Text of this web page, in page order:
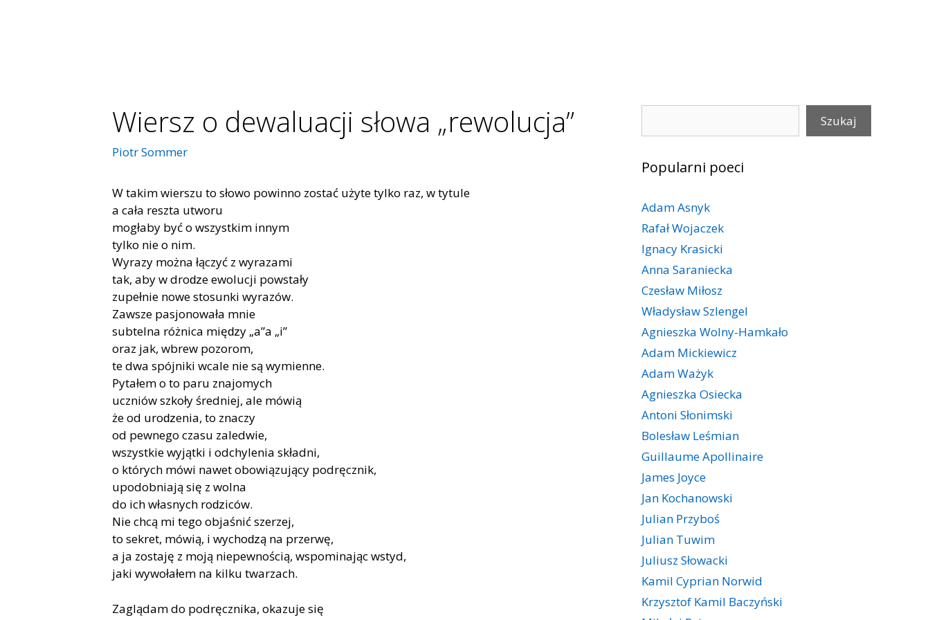
Wiersz o dewaluacji słowa „rewolucja”
Piotr Sommer
W takim wierszu to słowo powinno zostać użyte tylko raz, w tytule
a cała reszta utworu
mogłaby być o wszystkim innym
tylko nie o nim.
Wyrazy można łączyć z wyrazami
tak, aby w droǳe ewolucji powstały
zupełnie nowe stosunki wyrazów.
Zawsze pasjonowała mnie
subtelna różnica mięǳy „a”a „i”
oraz jak, wbrew pozorom,
te dwa spójniki wcale nie są wymienne.
Pytałem o to paru znajomych
uczniów szkoły średniej, ale mówią
że od uroǳenia, to znaczy
od pewnego czasu zaledwie,
wszystkie wyjątki i odchylenia składni,
o których mówi nawet obowiązujący podręcznik,
upodobniają się z wolna
do ich własnych roǳiców.
Nie chcą mi tego objaśnić szerzej,
to sekret, mówią, i wychoǳą na przerwę,
a ja zostaję z moją niepewnością, wspominając wstyd,
jaki wywołałem na kilku twarzach.
Zaglądam do podręcznika, okazuje się
Szukaj
Popularni poeci
Adam Asnyk
Rafał Wojaczek
Ignacy Krasicki
Anna Saraniecka
Czesław Miłosz
Władysław Szlengel
Agnieszka Wolny-Hamkało
Adam Mickiewicz
Adam Ważyk
Agnieszka Osiecka
Antoni Słonimski
Bolesław Leśmian
Guillaume Apollinaire
James Joyce
Jan Kochanowski
Julian Przyboś
Julian Tuwim
Juliusz Słowacki
Kamil Cyprian Norwid
Krzysztof Kamil Baczyński